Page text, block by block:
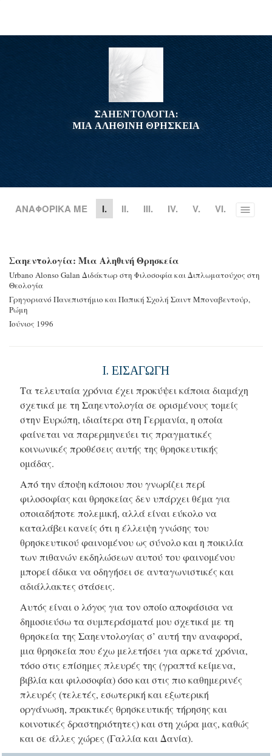
ΣΑΗΕΝΤΟΛΟΓΙΑ:
ΜΙΑ ΑΛΗΘΙΝΗ ΘΡΗΣΚΕΙΑ
ΑΝΑΦΟΡΙΚΑ ΜΕ Ι. II. III. IV. V. VI. Toggle
Σαηεντολογία: Μια Αληθινή Θρησκεία
Urbano Alonso Galan Διδάκτωρ στη Φιλοσοφίακαι Διπλωματούχος στη
Θεολογία
Γρηγοριανό Πανεπιστήμιο καιΠαπική Σχολή Σαιντ Μποναβεντούρ,
Ρώμη
Ιούνιος 1996
Ι. ΕΙΣΑΓΩΓΗ
Τα τελευταία χρόνια έχει προκύψει κάποια διαμάχη
σχετικά με τη Σαηεντολογία σε ορισμένους τομείς
στην Ευρώπη, ιδιαίτερα στη Γερμανία, η οποία
φαίνεται να παρερμηνεύει τις πραγματικές
κοινωνικές προθέσεις αυτής της θρησκευτικής
ομάδας.
Από την άποψη κάποιου που γνωρίζει περί
φιλοσοφίας και θρησκείας δεν υπάρχει θέμα για
οποιαδήποτε πολεμική, αλλά είναι εύκολο να
καταλάβει κανείς ότι η έλλειψη γνώσης του
θρησκευτικού φαινομένου ως σύνολο και η ποικιλία
των πιθανών εκδηλώσεων αυτού του φαινομένου
μπορεί άδικα να οδηγήσει σε ανταγωνιστικές και
αδιάλλακτες στάσεις.
Αυτός είναι ο λόγος για τον οποίο αποφάσισα να
δημοσιεύσω τα συμπεράσματά μου σχετικά με τη
θρησκεία της Σαηεντολογίας σ’ αυτή την αναφορά,
μια θρησκεία που έχω μελετήσει για αρκετά χρόνια,
τόσο στις επίσημες πλευρές της (γραπτά κείμενα,
βιβλία και φιλοσοφία) όσο και στις πιο καθημερινές
πλευρές (τελετές, εσωτερική και εξωτερική
οργάνωση, πρακτικές θρησκευτικής τήρησης και
κοινοτικές δραστηριότητες) και στη χώρα μας, καθώς
και σε άλλες χώρες (Γαλλία και Δανία).